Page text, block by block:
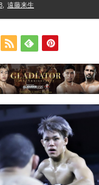
遠藤来生